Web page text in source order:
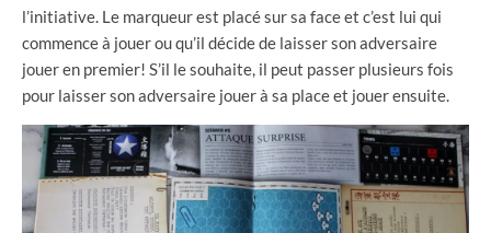
l’initiative. Le marqueur est placé sur sa face et c’est lui qui
commence à jouer ou qu’il décide de laisser son adversaire
jouer en premier! S’il le souhaite, il peut passer plusieurs fois
pour laisser son adversaire jouer à sa place et jouer ensuite.